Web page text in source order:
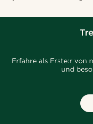
Erfahre als Erste:r von
und